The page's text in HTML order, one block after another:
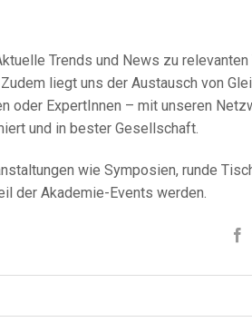
Trends und News zu
liegt uns der Austausch von
oder ExpertInnen – mit unseren
und in bester Gesellschaft.
wie Symposien, runde
der Akademie-Events werden.